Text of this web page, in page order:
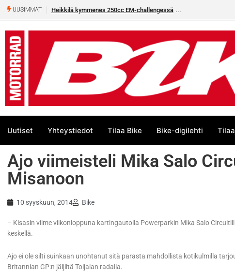
UUSIMMAT Heikkilä kymmenes 250cc EM-challengessä
Uutiset Yhteystiedot Tilaa Bike Bike-digilehti
Ajo viimeisteli Mika Salo
Misanoon
10 syyskuun, 2014 Bike
– Kisasin viime viikonloppuna kartingautolla Powerparkin Mika Salo
keskellä.
Ajo ei ole silti suinkaan unohtanut sitä parasta mahdollista kotikulmilla
Britannian GP:n jäljiltä Toijalan radalla.